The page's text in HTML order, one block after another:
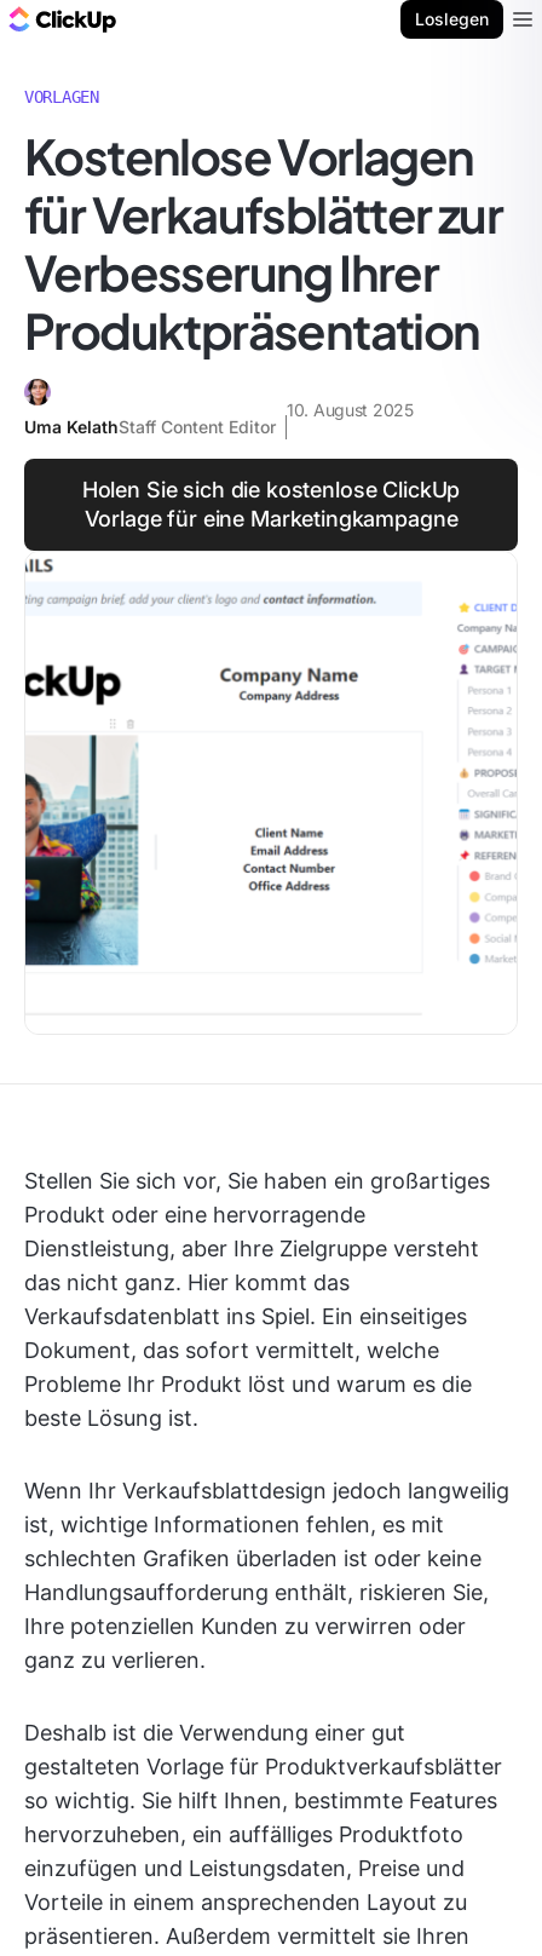
Loslegen
VORLAGEN
Kostenlose Vorlagen
für Verkaufsblätter zur
Verbesserung Ihrer
Produktpräsentation
Uma KelathStaff Content Editor
10. August 2025
Holen Sie sich die kostenlose ClickUp
Vorlage für eine Marketingkampagne
Stellen Sie sich vor, Sie haben ein großartiges
Produkt oder eine hervorragende
Dienstleistung, aber Ihre Zielgruppe versteht
das nicht ganz. Hier kommt das
Verkaufsdatenblatt ins Spiel. Ein einseitiges
Dokument, das sofort vermittelt, welche
Probleme Ihr Produkt löst und warum es die
beste Lösung ist.
Wenn Ihr Verkaufsblattdesign jedoch langweilig
ist, wichtige Informationen fehlen, es mit
schlechten Grafiken überladen ist oder keine
Handlungsaufforderung enthält, riskieren Sie,
Ihre potenziellen Kunden zu verwirren oder
ganz zu verlieren.
Deshalb ist die Verwendung einer gut
gestalteten Vorlage für Produktverkaufsblätter
so wichtig. Sie hilft Ihnen, bestimmte Features
hervorzuheben, ein auffälliges Produktfoto
einzufügen und Leistungsdaten, Preise und
Vorteile in einem ansprechenden Layout zu
präsentieren. Außerdem vermittelt sie Ihren